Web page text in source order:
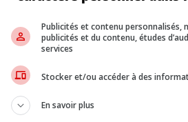
pour un propriétaire. Si la
demandera d’emmener leur
une nouvelle partie recevra un
remboursement pour les
Publicités et contenu personnalisés,
publicités et du contenu, études
services
Stocker et/ou accéder à des
En savoir plus